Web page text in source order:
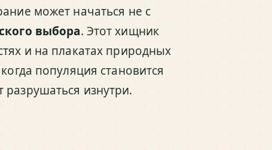
может начаться не с
выбора. Этот хищник
и на плакатах природных
популяция становится
изнутри.